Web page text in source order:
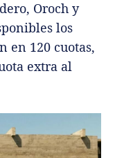
Oroch y
los
en 120 cuotas,
extra al